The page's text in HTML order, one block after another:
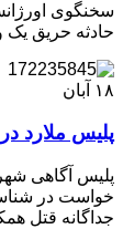
سخنگوی
حادثه حریق یک واحد
۱۸ آبان
پلیس ملارد در
پلیس آگاهی
جداگانه قتل